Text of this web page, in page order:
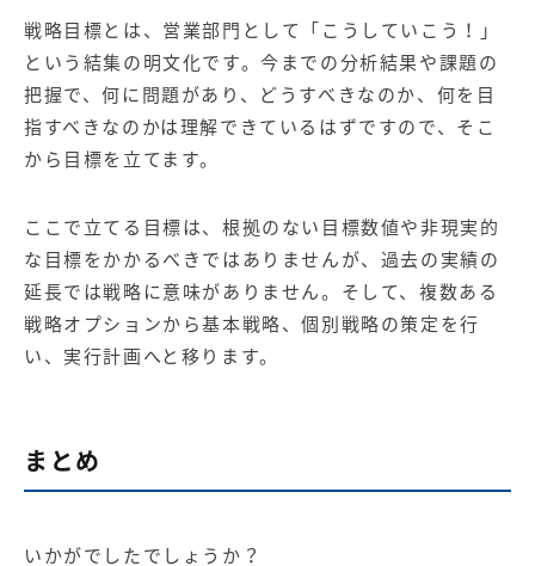
戦略目標とは、営業部門として「こうしていこう！」
という結集の明文化です。今までの分析結果や課題の
把握で、何に問題があり、どうすべきなのか、何を目
指すべきなのかは理解できているはずですので、そこ
から目標を立てます。
ここで立てる目標は、根拠のない目標数値や非現実的
な目標をかかるべきではありませんが、過去の実績の
延長では戦略に意味がありません。そして、複数ある
戦略オプションから基本戦略、個別戦略の策定を行
い、実行計画へと移ります。
まとめ
いかがでしたでしょうか？